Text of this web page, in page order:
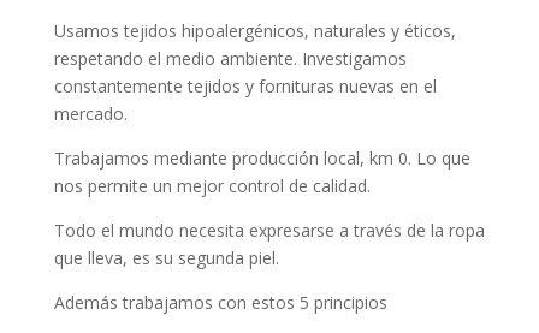
Usamos tejidos hipoalergénicos, naturales y éticos,
respetando el medio ambiente. Investigamos
constantemente tejidos y fornituras nuevas en el
mercado.
Trabajamos mediante producción local, km 0. Lo que
nos permite un mejor control de calidad.
Todo el mundo necesita expresarse a través de la ropa
que lleva, es su segunda piel.
Además trabajamos con estos 5 principios